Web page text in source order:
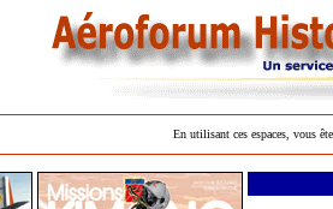
En utilisant ces espaces, vous